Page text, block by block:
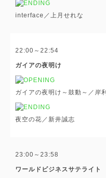
interface／上月せれな
22:00～22:54
ガイアの夜明け
ガイアの夜明け～鼓動～／岸
夜空の花／新井誠志
23:00～23:58
ワールドビジネスサテライト